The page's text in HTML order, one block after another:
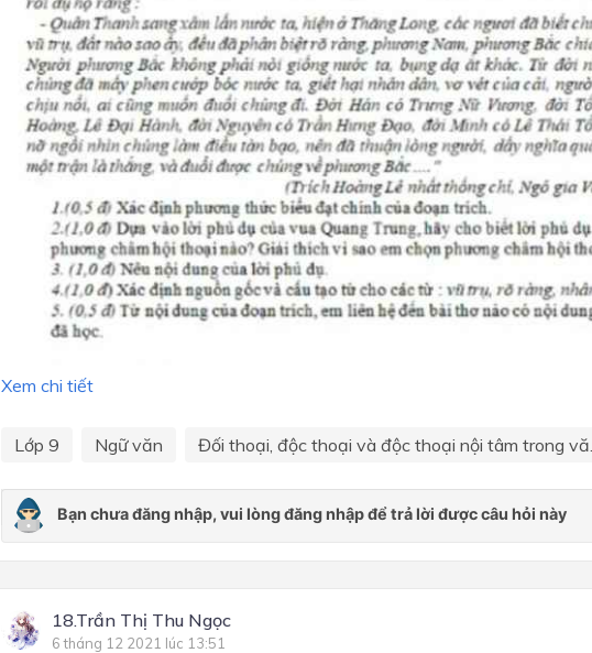
Xem chi tiết
Lớp 9 Ngữ văn Đối thoại, độc thoại và độc thoại nội tâm trong
18.Trần Thị Thu Ngọc
6 tháng 12 2021 lúc 13:51